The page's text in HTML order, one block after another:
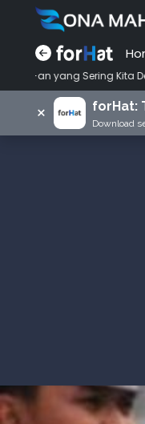
Kita Dengar dengan
× forHat:
Download